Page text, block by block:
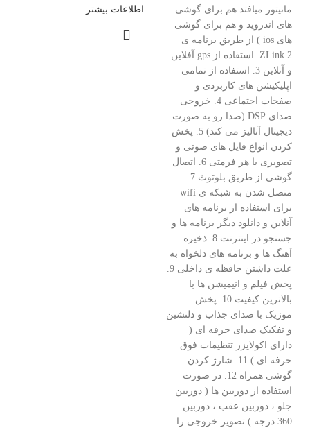
مانیتور میافتد هم برای گوشی
های اندروید و هم برای گوشی
های ios ) از طریق برنامه ی
ZLink 2. استفاده از gps آفلاین
و آنلاین 3. استفاده از تمامی
اپلیکیشن های کاربردی و
صفحات اجتماعی 4. خروجی
صدای DSP (صدا رو به صورت
دیجیتال آنالیز می کند) 5. پخش
کردن انواع فایل های صوتی و
تصویری با هر فرمتی 6. اتصال
متصل شدن به شبکه ی wifi
برای استفاده از برنامه های
آنلاین و دانلود دیگر برنامه ها و
جستجو در اینترنت 8. ذخیره
آهنگ ها و برنامه های دلخواه به
پخش فیلم و انیمیشن ها با
بالاترین کیفیت 10. پخش
موزیک با صدای جذاب و دلنشین
و تفکیک صدای حرفه ای (
دارای اکولایزر تنظیمات فوق
حرفه ای ) 11. شارژ کردن
گوشی همراه 12. در صورت
استفاده از دوربین ها ( دوربین
جلو ، دوربین عقب ، دوربین
360 درجه ) تصویر خروجی را
اطلاعات بیشتر